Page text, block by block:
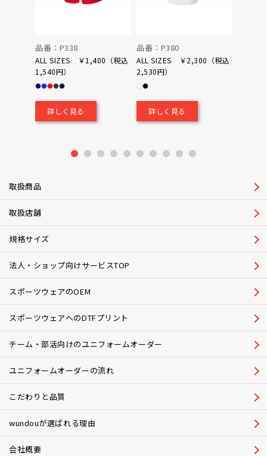
品番：P338
ALL SIZES ￥1,400（税込
1,540円）
詳しく見る
品番：P380
ALL SIZES ￥2,300（税込
2,530円）
詳しく見る
3 4 5 6 7 8 9 10
取扱商品
取扱店舗
規格サイズ
法人・ショップ向けサービスTOP
スポーツウェアのOEM
スポーツウェアへのDTFプリント
チーム・部活向けのユニフォームオーダー
ユニフォームオーダーの流れ
こだわりと品質
wundouが選ばれる理由
会社概要